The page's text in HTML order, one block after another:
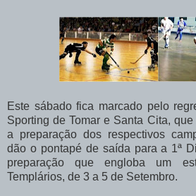
Este sábado fica marcado pelo
Sporting de Tomar e Santa Cita,
a preparação dos respectivos
dão o pontapé de saída para a 1ª
preparação que engloba um
Templários, de 3 a 5 de Setembro.